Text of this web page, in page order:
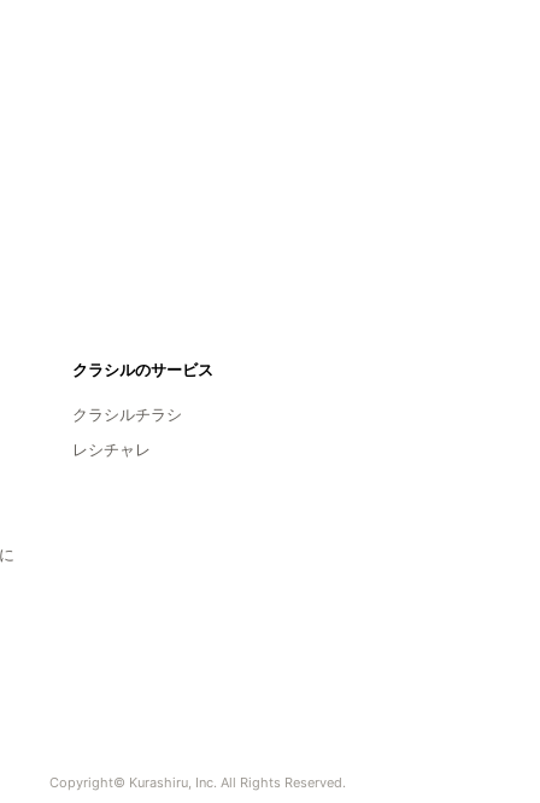
クラシルのサービス
クラシルチラシ
レシチャレ
Copyright© Kurashiru, Inc. All Rights Reserved.